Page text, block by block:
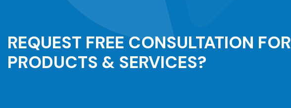
REQUEST FREE CONSULTATION FOR
PRODUCTS & SERVICES?